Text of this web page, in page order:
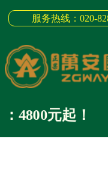
服务热线：020-
元起！